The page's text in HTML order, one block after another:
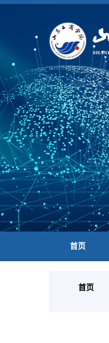
首页
首页